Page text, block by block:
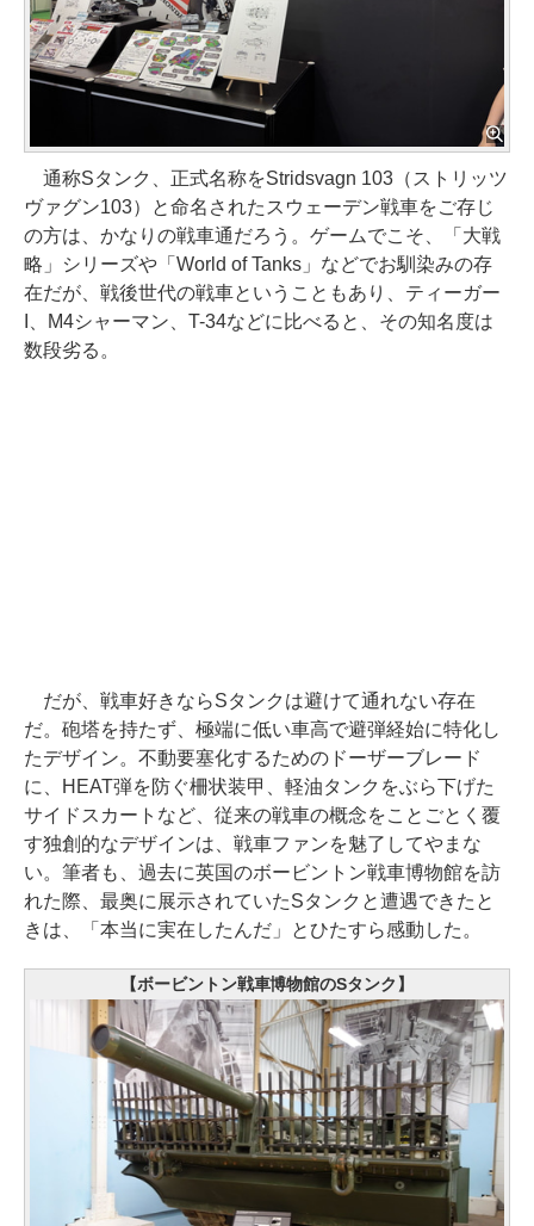
通称Sタンク、正式名称をStridsvagn 103（ストリッツ
ヴァグン103）と命名されたスウェーデン戦車をご存じ
の方は、かなりの戦車通だろう。ゲームでこそ、「大戦
略」シリーズや「World of Tanks」などでお馴染みの存
在だが、戦後世代の戦車ということもあり、ティーガー
I、M4シャーマン、T-34などに比べると、その知名度は
数段劣る。
だが、戦車好きならSタンクは避けて通れない存在
だ。砲塔を持たず、極端に低い車高で避弾経始に特化し
たデザイン。不動要塞化するためのドーザーブレード
に、HEAT弾を防ぐ柵状装甲、軽油タンクをぶら下げた
サイドスカートなど、従来の戦車の概念をことごとく覆
す独創的なデザインは、戦車ファンを魅了してやまな
い。筆者も、過去に英国のボービントン戦車博物館を訪
れた際、最奥に展示されていたSタンクと遭遇できたと
きは、「本当に実在したんだ」とひたすら感動した。
【ボービントン戦車博物館のSタンク】